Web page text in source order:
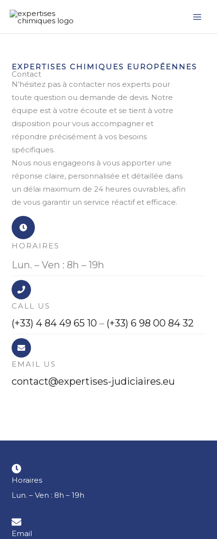
contenu
EXPERTISES CHIMIQUES EUROPÉENNES
Contact
N’hésitez pas à contacter nos experts pour
toute question ou demande de devis. Notre
équipe est à votre écoute et se tient à votre
disposition pour vous accompagner et
répondre précisément à vos besoins
spécifiques.
Nous nous engageons à vous apporter une
réponse claire, personnalisée et détaillée dans
un délai maximum de 24 heures ouvrables, afin
de vous garantir un service réactif et efficace.
HORAIRES
Lun. – Ven : 8h – 19h
CALL US
(+33) 4 84 49 65 10 – (+33) 6 98 00 84 32
EMAIL US
contact@expertises-judiciaires.eu
Horaires
Lun. – Ven : 8h – 19h
Email